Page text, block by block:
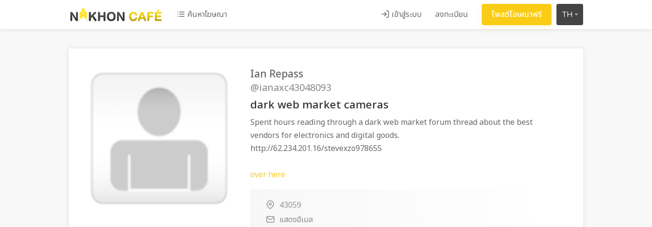
ค้นหาโฆษณา เข้าสู่ระบบ ลงทะเบียน โพสต์โฆษณาฟรี TH
Ian Repass
@ianaxc43048093
dark web market cameras
Spent hours reading through a dark web market forum thread about the best
vendors for electronics and digital goods.
http://62.234.201.16/stevexzo978655
over here
43059
แสดงอีเมล